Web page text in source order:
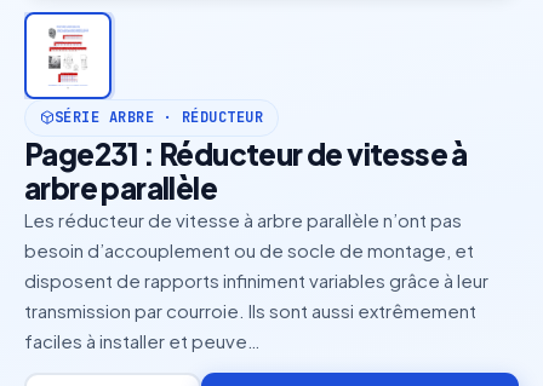
SÉRIE ARBRE · RÉDUCTEUR
Page231 : Réducteur de vitesse à
arbre parallèle
Les réducteur de vitesse à arbre parallèle n’ont pas
besoin d’accouplement ou de socle de montage, et
disposent de rapports infiniment variables grâce à leur
transmission par courroie. Ils sont aussi extrêmement
faciles à installer et peuve…